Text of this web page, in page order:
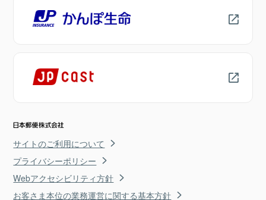
サイトのご利用について
プライバシーポリシー
Webアクセシビリティ方針
お客さま本位の業務運営に関する基本方針